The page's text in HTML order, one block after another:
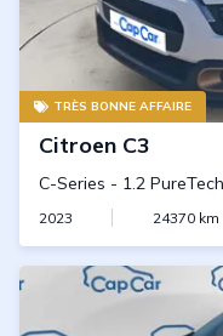
TRÈS BONNE AFFAIRE
Citroen C3
C-Series - 1.2
2023 24370km